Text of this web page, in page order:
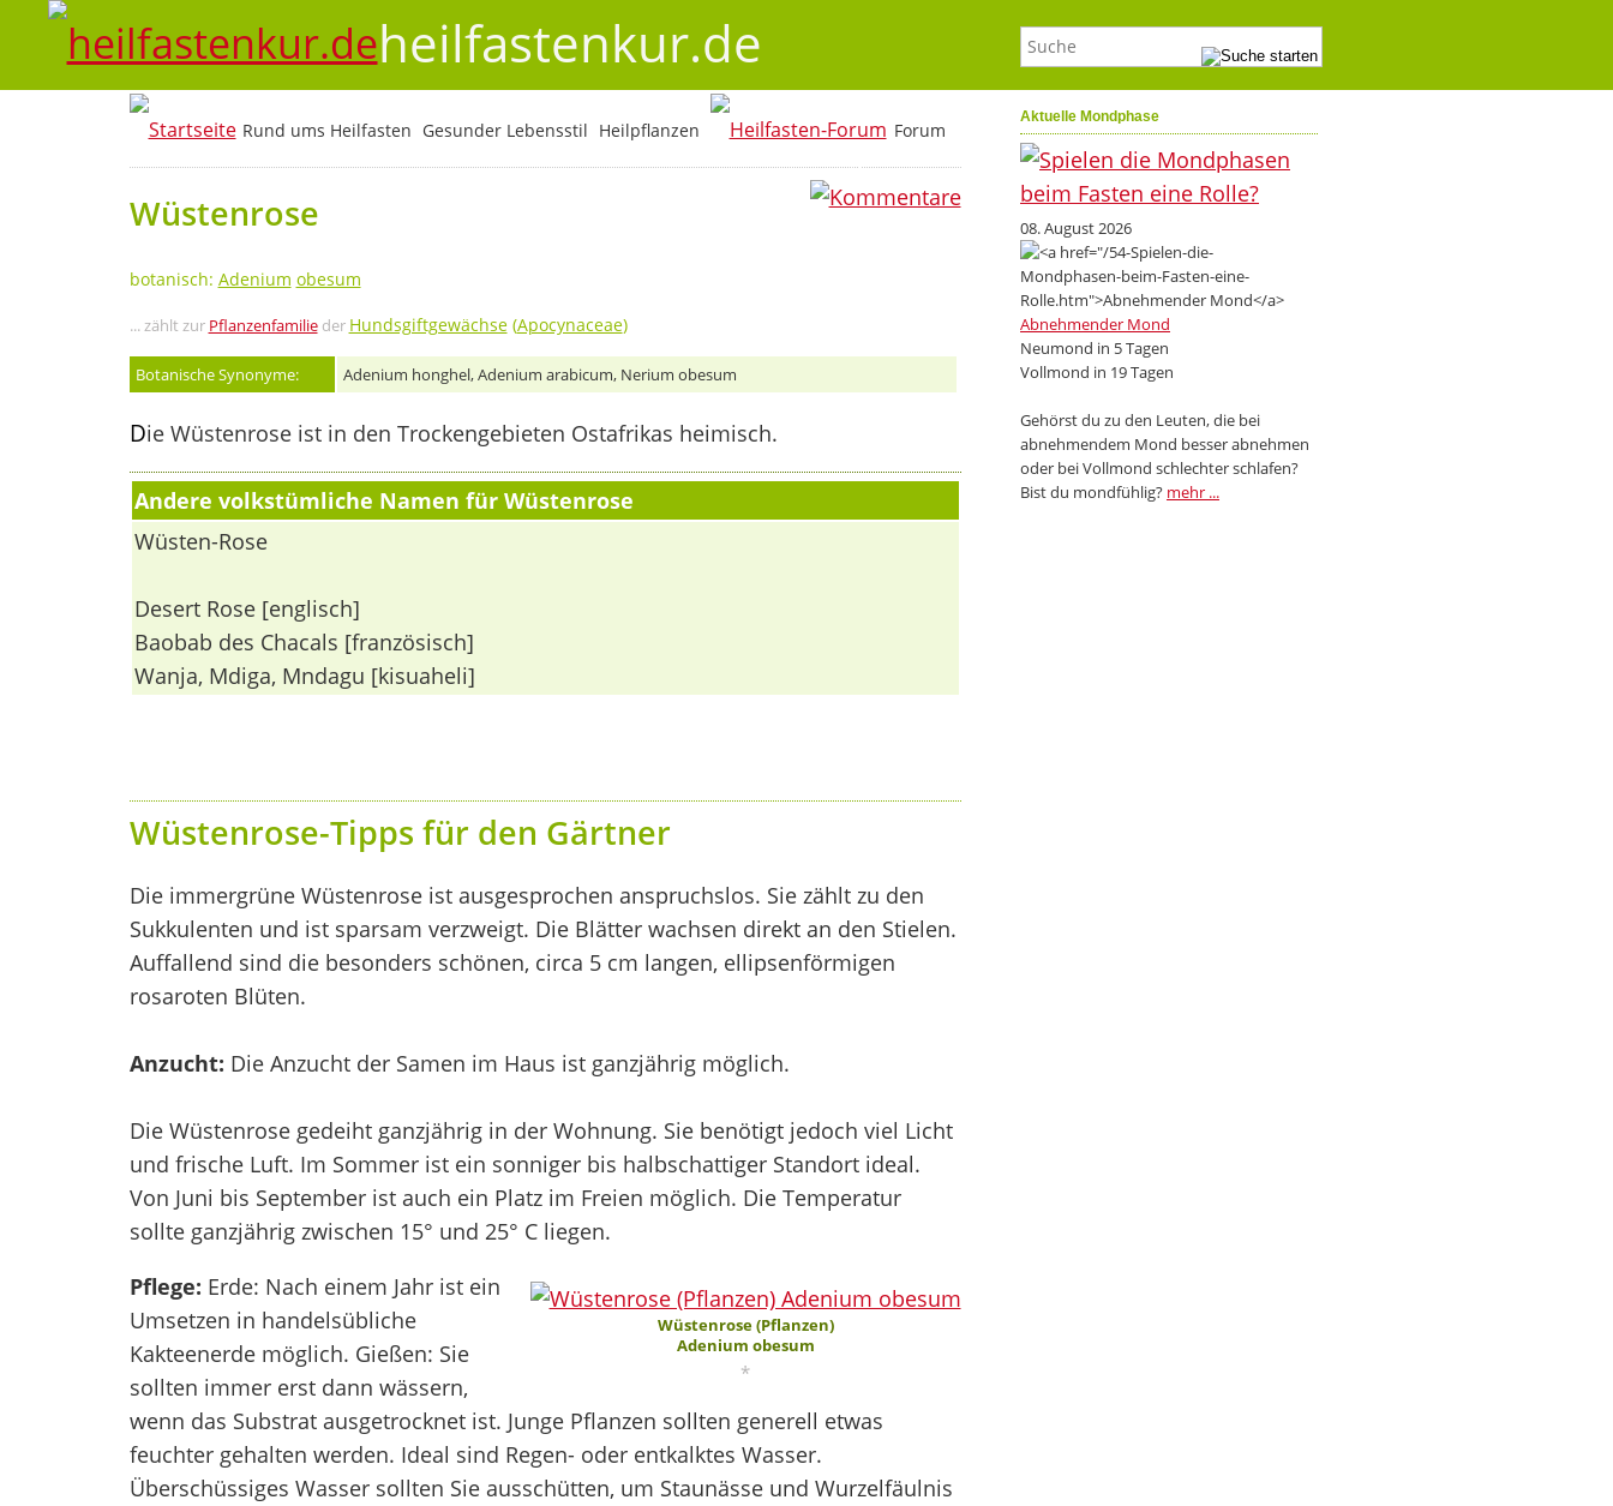
heilfastenkur.de
Aktuelle Mondphase
08. August 2026
Abnehmender Mond
Neumond in 5 Tagen
Vollmond in 19 Tagen
Gehörst du zu den Leuten, die bei
abnehmendem Mond besser abnehmen
oder bei Vollmond schlechter schlafen?
Bist du mondfühlig? mehr ...
Rund ums Heilfasten Gesunder Lebensstil Heilpflanzen
Forum
0
Wüstenrose
botanisch: Adenium obesum
... zählt zur Pflanzenfamilieder Hundsgiftgewächse(Apocynaceae)
Botanische Synonyme: Adenium honghel, Adenium arabicum, Nerium obesum
Die Wüstenrose ist in den Trockengebieten Ostafrikas heimisch.
Andere volkstümliche Namen für Wüstenrose
Wüsten-Rose
Desert Rose [englisch]
Baobab des Chacals [französisch]
Wanja, Mdiga, Mndagu [kisuaheli]
Wüstenrose-Tipps für den Gärtner
Die immergrüne Wüstenrose ist ausgesprochen anspruchslos. Sie zählt zu den
Sukkulenten und ist sparsam verzweigt. Die Blätter wachsen direkt an den Stielen.
Auffallend sind die besonders schönen, circa 5 cm langen, ellipsenförmigen
rosaroten Blüten.
Anzucht: Die Anzucht der Samen im Haus ist ganzjährig möglich.
Die Wüstenrose gedeiht ganzjährig in der Wohnung. Sie benötigt jedoch viel Licht
und frische Luft. Im Sommer ist ein sonniger bis halbschattiger Standort ideal.
Von Juni bis September ist auch ein Platz im Freien möglich. Die Temperatur
sollte ganzjährig zwischen 15° und 25° C liegen.
Wüstenrose (Pflanzen)
Adenium obesum
*
Pflege: Erde: Nach einem Jahr ist ein
Umsetzen in handelsübliche
Kakteenerde möglich. Gießen: Sie
sollten immer erst dann wässern,
wenn das Substrat ausgetrocknet ist. Junge Pflanzen sollten generell etwas
feuchter gehalten werden. Ideal sind Regen- oder entkalktes Wasser.
Überschüssiges Wasser sollten Sie ausschütten, um Staunässe und Wurzelfäulnis